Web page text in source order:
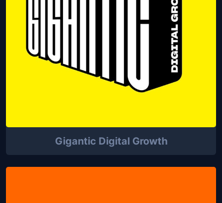
Gigantic Digital Growth